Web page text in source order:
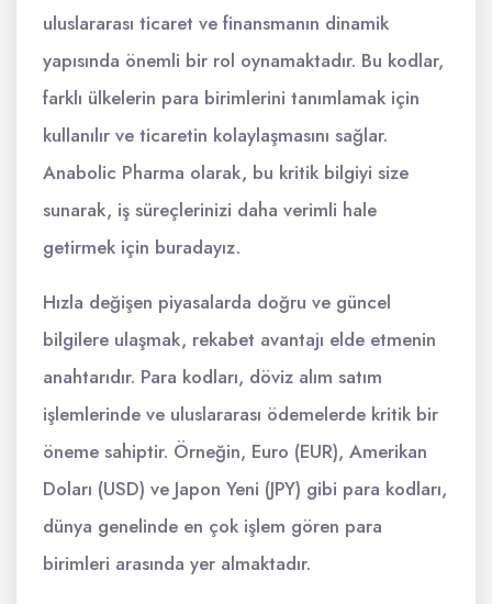
uluslararası ticaret ve finansmanın dinamik
yapısında önemli bir rol oynamaktadır. Bu kodlar,
farklı ülkelerin para birimlerini tanımlamak için
kullanılır ve ticaretin kolaylaşmasını sağlar.
Anabolic Pharma olarak, bu kritik bilgiyi size
sunarak, iş süreçlerinizi daha verimli hale
getirmek için buradayız.
Hızla değişen piyasalarda doğru ve güncel
bilgilere ulaşmak, rekabet avantajı elde etmenin
anahtarıdır. Para kodları, döviz alım satım
işlemlerinde ve uluslararası ödemelerde kritik bir
öneme sahiptir. Örneğin, Euro (EUR), Amerikan
Doları (USD) ve Japon Yeni (JPY) gibi para kodları,
dünya genelinde en çok işlem gören para
birimleri arasında yer almaktadır.